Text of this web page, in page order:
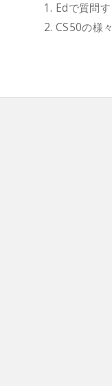
Edで質問す
CS50の様